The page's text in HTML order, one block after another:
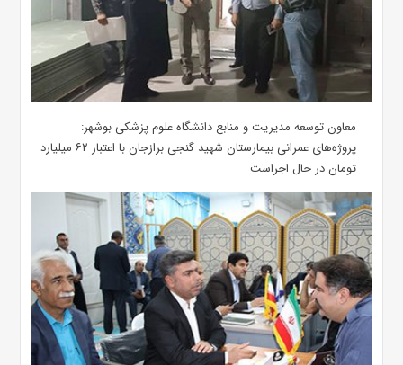
معاون توسعه مدیریت و منابع دانشگاه علوم پزشکی بوشهر:
پروژه‌های عمرانی بیمارستان شهید گنجی برازجان با اعتبار ۶۲ میلیارد
تومان در حال اجراست